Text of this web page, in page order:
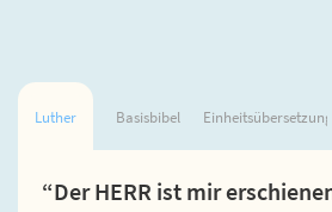
Luther Basisbibel Einheitsübersetzung
“Der HERR ist mir